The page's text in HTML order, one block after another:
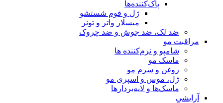
پاک‌کننده‌ها
ژل و فوم شستشو
میسلار واتر و تونر
ضد لک، ضد جوش و ضد چروک
مراقبت مو
شامپو و نرم‌کننده ها
ماسک مو
روغن و سرم مو
ژل، موس و اسپری مو
ماسک‌ها و لایه‌بردارها
آرایشی